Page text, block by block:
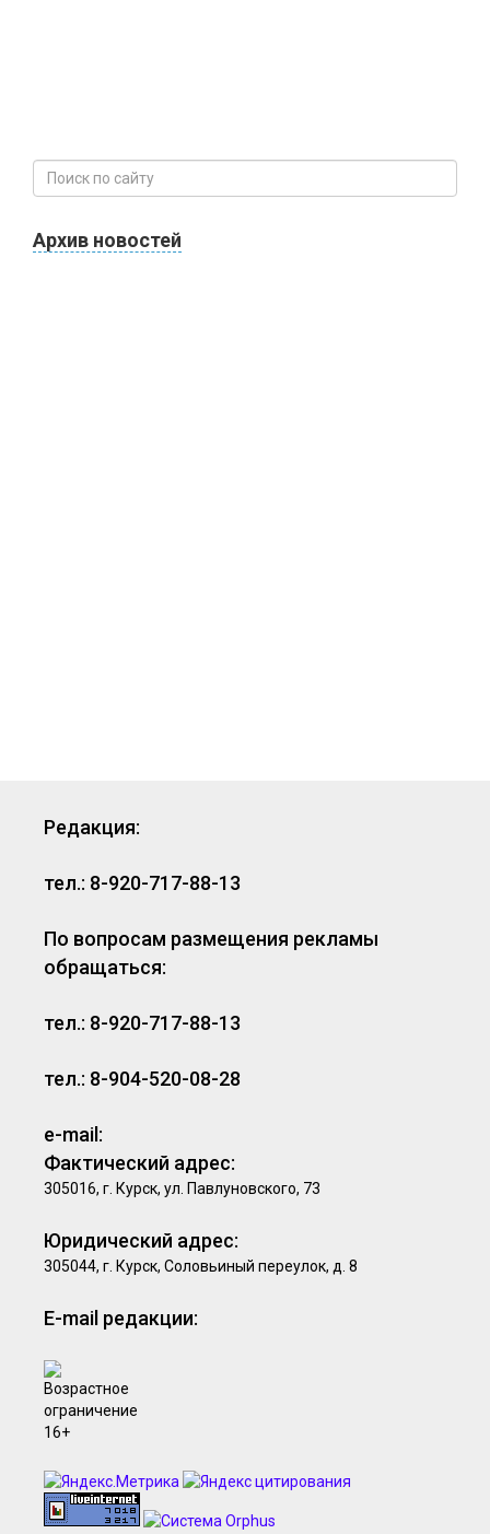
Архив новостей
Редакция:
тел.: 8-920-717-88-13
По вопросам размещения рекламы
обращаться:
тел.: 8-920-717-88-13
тел.: 8-904-520-08-28
e-mail:
Фактический адрес:
305016, г. Курск, ул. Павлуновского, 73
Юридический адрес:
305044, г. Курск, Соловьиный переулок, д. 8
E-mail редакции: